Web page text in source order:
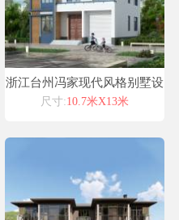
浙江台州冯家现代风格别墅设
计喜天下别墅设计经典案例
尺寸:10.7米X13米